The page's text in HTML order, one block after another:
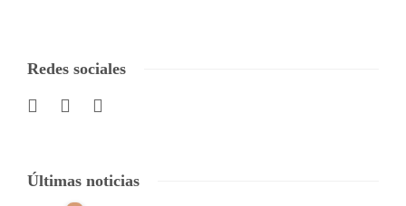
Redes sociales
Últimas noticias